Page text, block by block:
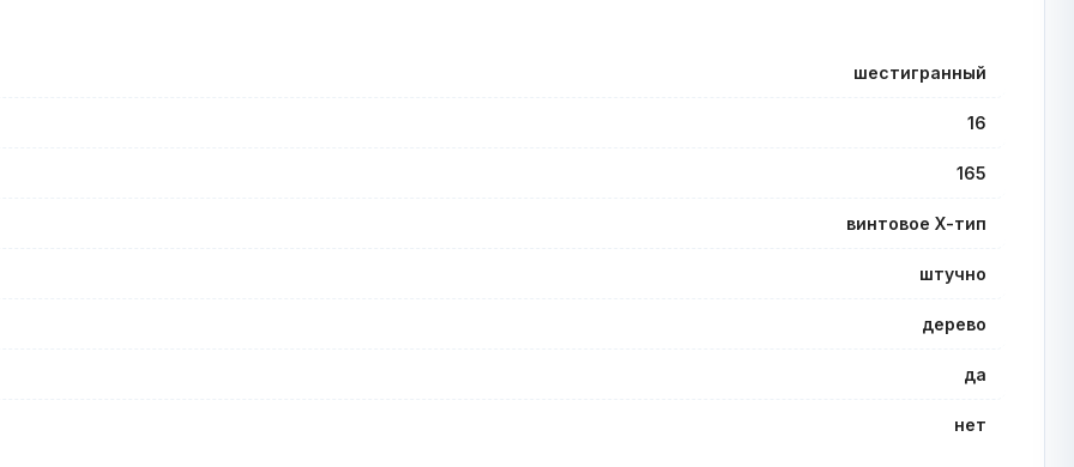
шестигранный
16
165
винтовое Х-тип
штучно
дерево
да
нет